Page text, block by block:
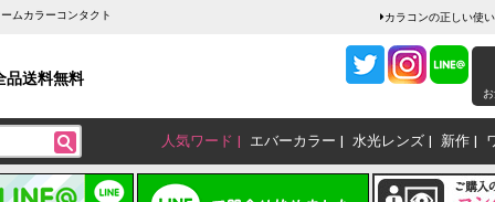
ムカラーコンタクト カラコンの正しい使
品送料無料
人気ワード エバーカラー 水光レンズ 新作